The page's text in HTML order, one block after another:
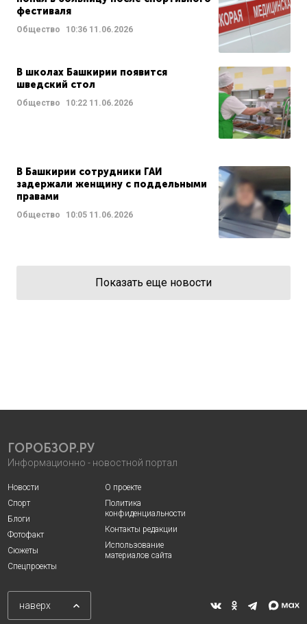
фестиваля
Общество 10:36 11.06.2026
В школах Башкирии появится
шведский стол
Общество 10:22 11.06.2026
В Башкирии сотрудники ГАИ
задержали женщину с поддельными
правами
Общество 10:05 11.06.2026
Показать еще новости
ГОРОБЗОР.РУ
Информационно - новостной портал
Новости
Спорт
Блоги
Фотофакт
Сюжеты
Спецпроекты
О проекте
Политика
конфиденциальности
Контакты редакции
Использование
материалов сайта
наверх